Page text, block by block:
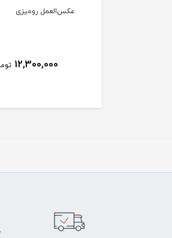
عکس‌العمل رومیزی
12,300,000